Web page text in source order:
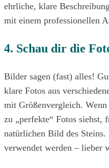
ehrliche, klare
mit einem professionellen
4. Schau dir die
Bilder sagen (fast) alles!
klare Fotos aus
mit Größenvergleich.
zu „perfekte“ Fotos siehst,
natürlichen Bild des
verwendet werden – lieber